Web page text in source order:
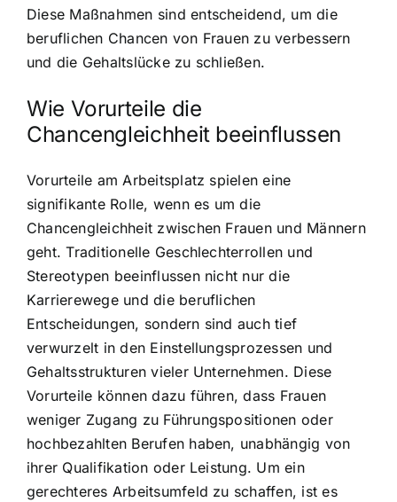
Diese Maßnahmen sind entscheidend, um die
beruflichen Chancen von Frauen zu verbessern
und die Gehaltslücke zu schließen.
Wie Vorurteile die
Chancengleichheit beeinflussen
Vorurteile am Arbeitsplatz spielen eine
signifikante Rolle, wenn es um die
Chancengleichheit zwischen Frauen und Männern
geht. Traditionelle Geschlechterrollen und
Stereotypen beeinflussen nicht nur die
Karrierewege und die beruflichen
Entscheidungen, sondern sind auch tief
verwurzelt in den Einstellungsprozessen und
Gehaltsstrukturen vieler Unternehmen. Diese
Vorurteile können dazu führen, dass Frauen
weniger Zugang zu Führungspositionen oder
hochbezahlten Berufen haben, unabhängig von
ihrer Qualifikation oder Leistung. Um ein
gerechteres Arbeitsumfeld zu schaffen, ist es